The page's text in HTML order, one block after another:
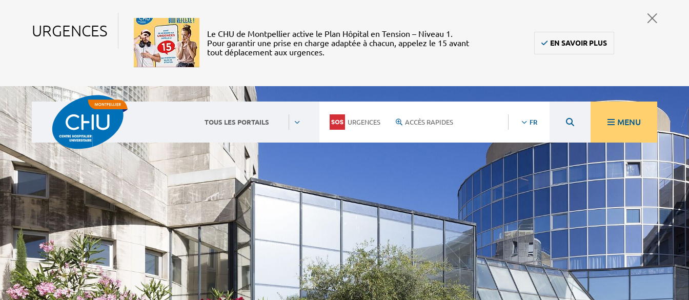
URGENCES
Le CHU de Montpellier active le Plan Hôpital en Tension – Niveau 1.
Pour garantir une prise en charge adaptée à chacun, appelez le 15 avant
tout déplacement aux urgences.
EN SAVOIR PLUS
TOUS LES PORTAILS URGENCES ACCÈS RAPIDES FR MENU